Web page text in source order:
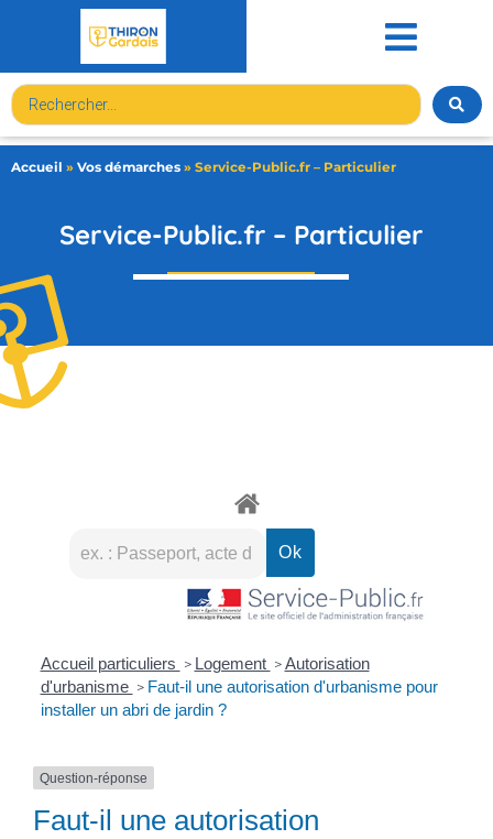
Accueil » Vos démarches » Service-Public.fr – Particulier
Service-Public.fr – Particulier
Accueil particuliers > Logement > Autorisation
d'urbanisme > Faut-il une autorisation d'urbanisme pour
installer un abri de jardin ?
Question-réponse
Faut-il une autorisation